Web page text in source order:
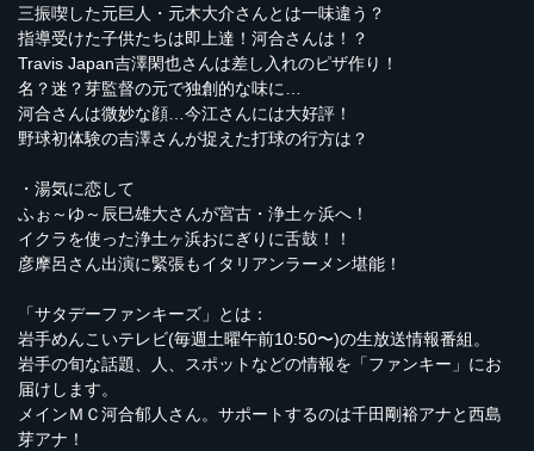
三振喫した元巨人・元木大介さんとは一味違う？
指導受けた子供たちは即上達！河合さんは！？
Travis Japan吉澤閑也さんは差し入れのピザ作り！
名？迷？芽監督の元で独創的な味に…
河合さんは微妙な顔…今江さんには大好評！
野球初体験の吉澤さんが捉えた打球の行方は？
・湯気に恋して
ふぉ～ゆ～辰巳雄大さんが宮古・浄土ヶ浜へ！
イクラを使った浄土ヶ浜おにぎりに舌鼓！！
彦摩呂さん出演に緊張もイタリアンラーメン堪能！
「サタデーファンキーズ」とは：
岩手めんこいテレビ(毎週土曜午前10:50〜)の生放送情報番組。
岩手の旬な話題、人、スポットなどの情報を「ファンキー」にお
届けします。
メインＭＣ河合郁人さん。サポートするのは千田剛裕アナと西島
芽アナ！